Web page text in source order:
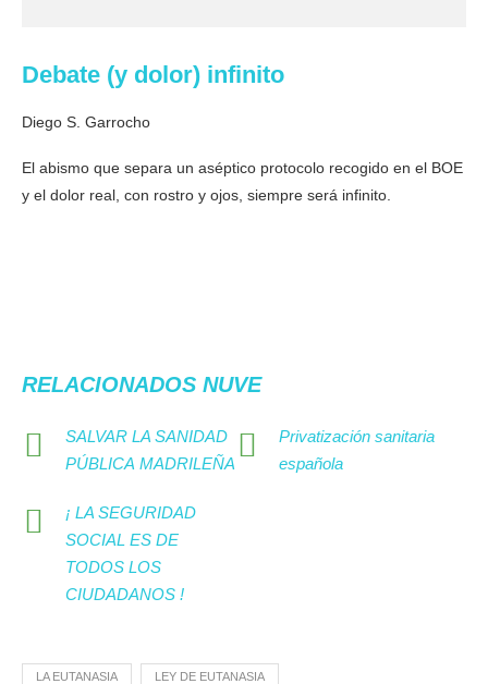
Debate (y dolor) infinito
Diego S. Garrocho
El abismo que separa un aséptico protocolo recogido en el BOE
y el dolor real, con rostro y ojos, siempre será infinito.
RELACIONADOS NUVE
SALVAR LA SANIDAD
PÚBLICA MADRILEÑA
Privatización sanitaria
española
¡ LA SEGURIDAD
SOCIAL ES DE
TODOS LOS
CIUDADANOS !
LA EUTANASIA LEY DE EUTANASIA